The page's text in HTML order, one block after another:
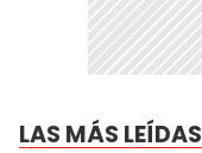
LAS MÁS LEÍDAS